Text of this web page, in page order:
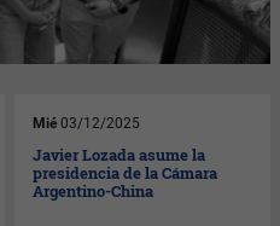
Mié 03/12/2025
Javier Lozada asume la
presidencia de la Cámara
Argentino-China